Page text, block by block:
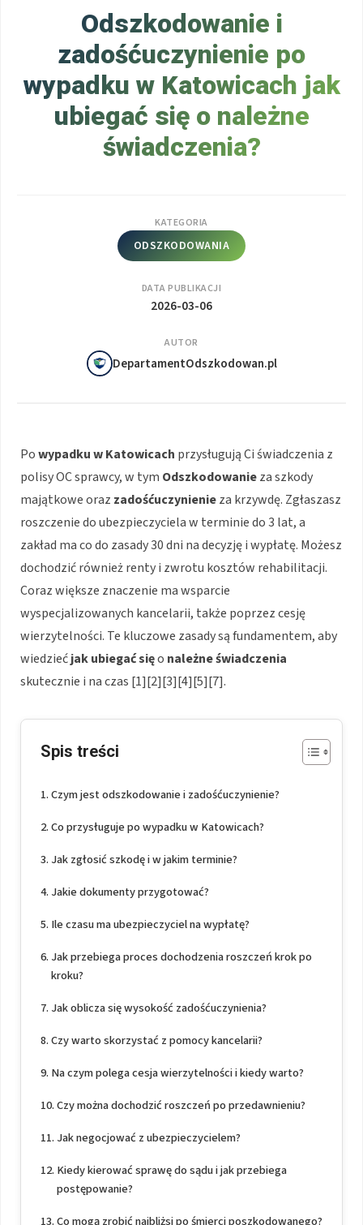
Odszkodowanie i
zadośćuczynienie po
wypadku w Katowicach jak
ubiegać się o należne
świadczenia?
KATEGORIA
ODSZKODOWANIA
DATA PUBLIKACJI
2026-03-06
AUTOR
DepartamentOdszkodowan.pl
Powypadkuw Katowicach przysługują Ci świadczenia z
polisy OC sprawcy, w tym Odszkodowanieza szkody
majątkowe oraz zadośćuczynienieza krzywdę. Zgłaszasz
roszczenie do ubezpieczyciela w terminie do 3 lat, a
zakład ma co do zasady 30 dni na decyzję i wypłatę. Możesz
dochodzić również renty i zwrotu kosztów rehabilitacji.
Coraz większe znaczenie ma wsparcie
wyspecjalizowanych kancelarii, także poprzez cesję
wierzytelności. Te kluczowe zasady są fundamentem, aby
wiedziećjak ubiegać sięo należne świadczenia
skutecznie i na czas [1][2][3][4][5][7].
Spis treści
Czym jest odszkodowanie i zadośćuczynienie?
Co przysługuje po wypadku w Katowicach?
Jak zgłosić szkodę i w jakim terminie?
Jakie dokumenty przygotować?
Ile czasu ma ubezpieczyciel na wypłatę?
Jak przebiega proces dochodzenia roszczeń krok po
kroku?
Jak oblicza się wysokość zadośćuczynienia?
Czy warto skorzystać z pomocy kancelarii?
Na czym polega cesja wierzytelności i kiedy warto?
Czy można dochodzić roszczeń po przedawnieniu?
Jak negocjować z ubezpieczycielem?
Kiedy kierować sprawę do sądu i jak przebiega
postępowanie?
Co mogą zrobić najbliżsi po śmierci poszkodowanego?